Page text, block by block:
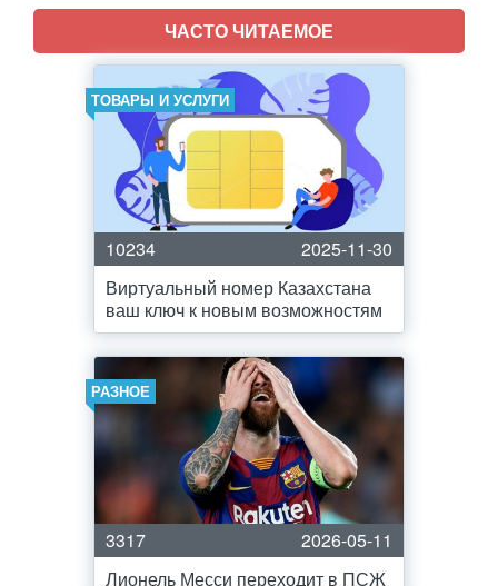
ЧАСТО ЧИТАЕМОЕ
ТОВАРЫ И УСЛУГИ
10234
2025-11-30
Виртуальный номер Казахстана
ваш ключ к новым возможностям
РАЗНОЕ
3317
2026-05-11
Лионель Месси переходит в ПСЖ